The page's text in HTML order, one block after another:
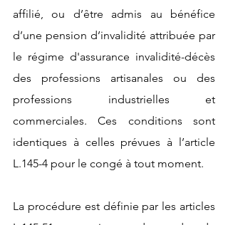
affilié, ou d’être admis au bénéfice
d’une pension d’invalidité attribuée par
le régime d'assurance invalidité-décès
des professions artisanales ou des
professions industrielles et
commerciales. Ces conditions sont
identiques à celles prévues à l’article
L.145-4 pour le congé à tout moment.
La procédure est définie par les articles